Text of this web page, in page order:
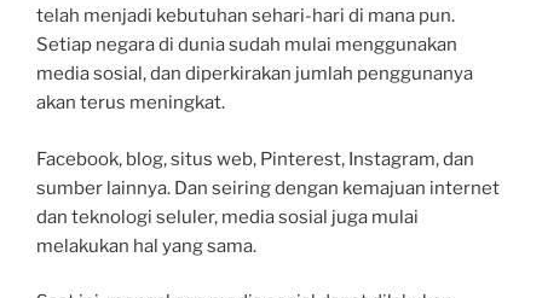
telah menjadi kebutuhan sehari-hari di mana pun.
Setiap negara di dunia sudah mulai menggunakan
media sosial, dan diperkirakan jumlah penggunanya
akan terus meningkat.
Facebook, blog, situs web, Pinterest, Instagram, dan
sumber lainnya. Dan seiring dengan kemajuan internet
dan teknologi seluler, media sosial juga mulai
melakukan hal yang sama.